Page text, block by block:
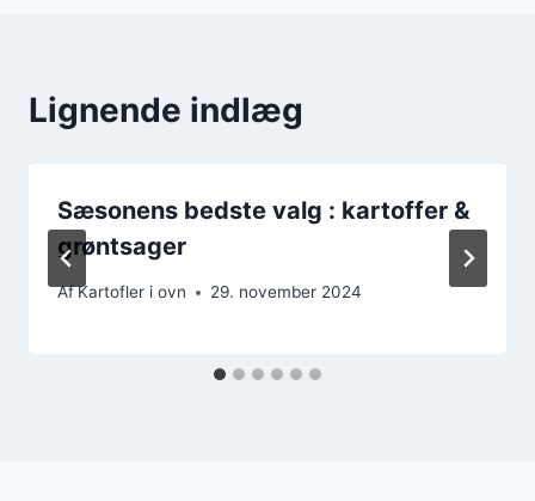
Lignende indlæg
Sæsonens bedste valg : kartoffer &
grøntsager
AfKartofler i ovn 29. november 2024